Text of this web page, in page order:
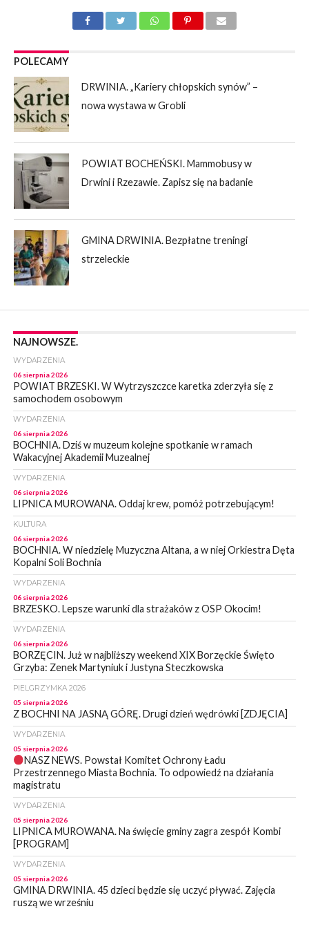
POLECAMY
DRWINIA. „Kariery chłopskich synów” –
nowa wystawa w Grobli
POWIAT BOCHEŃSKI. Mammobusy w
Drwini i Rzezawie. Zapisz się na badanie
GMINA DRWINIA. Bezpłatne treningi
strzeleckie
NAJNOWSZE.
WYDARZENIA
06 sierpnia 2026
POWIAT BRZESKI. W Wytrzyszczce karetka zderzyła się z
samochodem osobowym
WYDARZENIA
06 sierpnia 2026
BOCHNIA. Dziś w muzeum kolejne spotkanie w ramach
Wakacyjnej Akademii Muzealnej
WYDARZENIA
06 sierpnia 2026
LIPNICA MUROWANA. Oddaj krew, pomóż potrzebującym!
KULTURA
06 sierpnia 2026
BOCHNIA. W niedzielę Muzyczna Altana, a w niej Orkiestra Dęta
Kopalni Soli Bochnia
WYDARZENIA
06 sierpnia 2026
BRZESKO. Lepsze warunki dla strażaków z OSP Okocim!
WYDARZENIA
06 sierpnia 2026
BORZĘCIN. Już w najbliższy weekend XIX Borzęckie Święto
Grzyba: Zenek Martyniuk i Justyna Steczkowska
PIELGRZYMKA 2026
05 sierpnia 2026
Z BOCHNI NA JASNĄ GÓRĘ. Drugi dzień wędrówki [ZDJĘCIA]
WYDARZENIA
05 sierpnia 2026
NASZ NEWS. Powstał Komitet Ochrony Ładu
Przestrzennego Miasta Bochnia. To odpowiedź na działania
magistratu
WYDARZENIA
05 sierpnia 2026
LIPNICA MUROWANA. Na święcie gminy zagra zespół Kombi
[PROGRAM]
WYDARZENIA
05 sierpnia 2026
GMINA DRWINIA. 45 dzieci będzie się uczyć pływać. Zajęcia
ruszą we wrześniu